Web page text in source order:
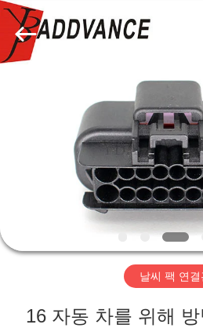
우
리
자.
Copyright
2019
2026
Xi'An
날씨 팩 연결
16 자동 차를 위해